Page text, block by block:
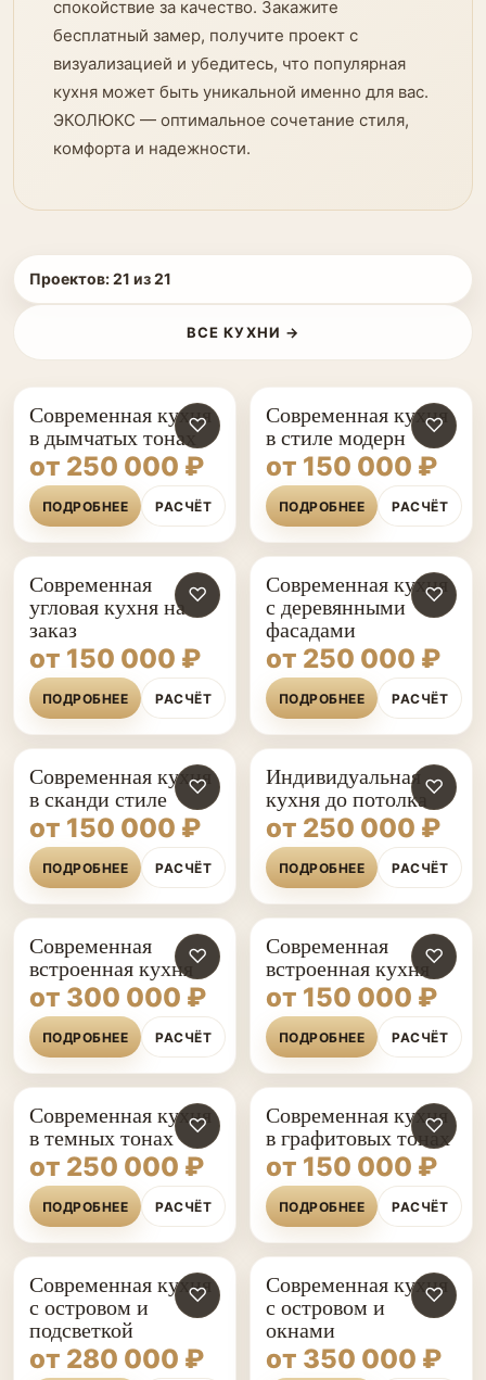
спокойствие за качество. Закажите
бесплатный замер, получите проект с
визуализацией и убедитесь, что популярная
кухня может быть уникальной именно для вас.
ЭКОЛЮКС — оптимальное сочетание стиля,
комфорта и надежности.
Проектов:21 из21
ВСЕ КУХНИ →
♡
Современная кухня
в дымчатых тонах
от 250 000 ₽
ПОДРОБНЕЕ РАСЧЁТ
♡
Современная кухня
в стиле модерн
от 150 000 ₽
ПОДРОБНЕЕ РАСЧЁТ
♡
Современная
угловая кухня на
заказ
от 150 000 ₽
ПОДРОБНЕЕ РАСЧЁТ
♡
Современная кухня
с деревянными
фасадами
от 250 000 ₽
ПОДРОБНЕЕ РАСЧЁТ
♡
Современная кухня
в сканди стиле
от 150 000 ₽
ПОДРОБНЕЕ РАСЧЁТ
♡
Индивидуальная
кухня до потолка
от 250 000 ₽
ПОДРОБНЕЕ РАСЧЁТ
♡
Современная
встроенная кухня
от 300 000 ₽
ПОДРОБНЕЕ РАСЧЁТ
♡
Современная
встроенная кухня
от 150 000 ₽
ПОДРОБНЕЕ РАСЧЁТ
♡
Современная кухня
в темных тонах
от 250 000 ₽
ПОДРОБНЕЕ РАСЧЁТ
♡
Современная кухня
в графитовых тонах
от 150 000 ₽
ПОДРОБНЕЕ РАСЧЁТ
♡
Современная кухня
с островом и
подсветкой
от 280 000 ₽
♡
Современная кухня
с островом и
окнами
от 350 000 ₽